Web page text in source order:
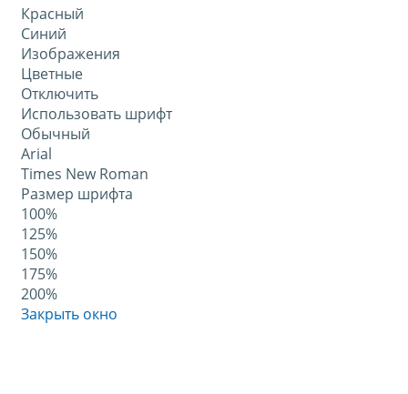
Красный
Синий
Изображения
Цветные
Отключить
Использовать шрифт
Обычный
Arial
Times New Roman
Размер шрифта
100%
125%
150%
175%
200%
Закрыть окно